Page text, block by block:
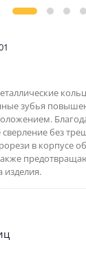
зубья
без
в корпусе
изделия.